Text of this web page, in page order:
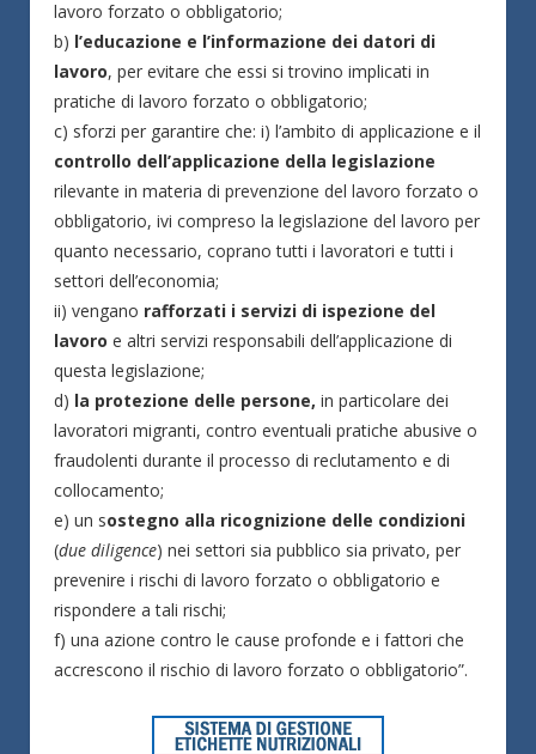
lavoro forzato o obbligatorio;
b) l’educazione e l’informazione dei datori di
lavoro, per evitare che essi si trovino implicati in
pratiche di lavoro forzato o obbligatorio;
c) sforzi per garantire che: i) l’ambito di applicazione e il
controllo dell’applicazione della legislazione
rilevante in materia di prevenzione del lavoro forzato o
obbligatorio, ivi compreso la legislazione del lavoro per
quanto necessario, coprano tutti i lavoratori e tutti i
settori dell’economia;
ii) vengano rafforzati i servizi di ispezione del
lavoro e altri servizi responsabili dell’applicazione di
questa legislazione;
d) la protezione delle persone, in particolare dei
lavoratori migranti, contro eventuali pratiche abusive o
fraudolenti durante il processo di reclutamento e di
collocamento;
e) un sostegno alla ricognizione delle condizioni
(due diligence) nei settori sia pubblico sia privato, per
prevenire i rischi di lavoro forzato o obbligatorio e
rispondere a tali rischi;
f) una azione contro le cause profonde e i fattori che
accrescono il rischio di lavoro forzato o obbligatorio”.